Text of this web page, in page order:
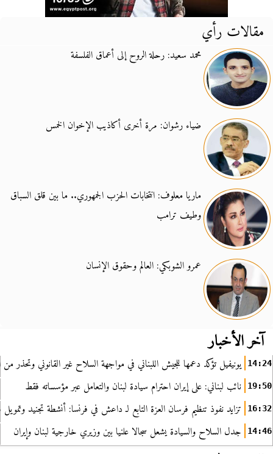
مقالات رأي
محمد سعيد: رحلة الروح إلى أعماق الفلسفة
ضياء رشوان: مرة أخرى أكاذيب الإخوان الخمس
ماريا معلوف: انتخابات الحزب الجمهوري.. ما بين قلق السباق
وطيف ترامب
عمرو الشوبكي: العالم وحقوق الإنسان
آخر الأخبار
14:24 يونيفيل تؤكد دعمها للجيش اللبناني في مواجهة السلاح غير القانوني وتحذر من
19:50 نائب لبناني: على إيران احترام سيادة لبنان والتعامل عبر مؤسساته فقط
16:32 تزايد نفوذ تنظيم فرسان العزة التابع لـ داعش في فرنسا: أنشطة تجنيد
14:46 جدل السلاح والسيادة يشعل سجالا علنيا بين وزيري خارجية لبنان وإيران